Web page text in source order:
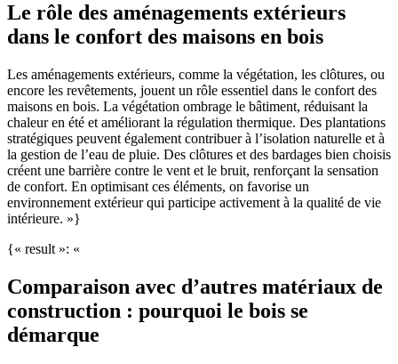
Le rôle des aménagements extérieurs
dans le confort des maisons en bois
Les aménagements extérieurs, comme la végétation, les clôtures, ou
encore les revêtements, jouent un rôle essentiel dans le confort des
maisons en bois. La végétation ombrage le bâtiment, réduisant la
chaleur en été et améliorant la régulation thermique. Des plantations
stratégiques peuvent également contribuer à l’isolation naturelle et à
la gestion de l’eau de pluie. Des clôtures et des bardages bien choisis
créent une barrière contre le vent et le bruit, renforçant la sensation
de confort. En optimisant ces éléments, on favorise un
environnement extérieur qui participe activement à la qualité de vie
intérieure. »}
{« result »: «
Comparaison avec d’autres matériaux de
construction : pourquoi le bois se
démarque